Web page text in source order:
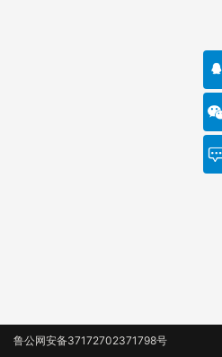
鲁公网安备37172702371798号